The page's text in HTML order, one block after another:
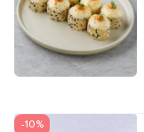
-10%